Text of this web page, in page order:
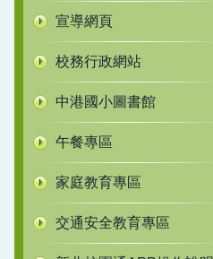
宣導網頁
校務行政網站
中港國小圖書館
午餐專區
家庭教育專區
交通安全教育專區